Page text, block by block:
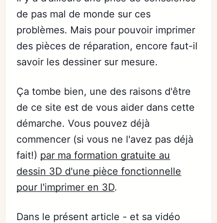
de pas mal de monde sur ces
problèmes. Mais pour pouvoir imprimer
des pièces de réparation, encore faut-il
savoir les dessiner sur mesure.
Ça tombe bien, une des raisons d'être
de ce site est de vous aider dans cette
démarche. Vous pouvez déjà
commencer (si vous ne l'avez pas déjà
fait!) par ma formation gratuite au
dessin 3D d'une pièce fonctionnelle
pour l'imprimer en 3D.
Dans le présent article - et sa vidéo